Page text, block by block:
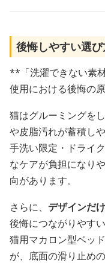
後悔しやすい選
**「洗濯できない素
使用における後悔の
猫はグルーミングを
や皮脂汚れが蓄積し
手洗い限定・ドライ
なケアが負担になり
向があります。
さらに、 デザインだ
後悔につながりやすい
猫用マカロン型ベッ
が、底面の滑り止め